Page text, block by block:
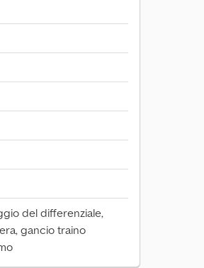
del differenziale,
gancio traino